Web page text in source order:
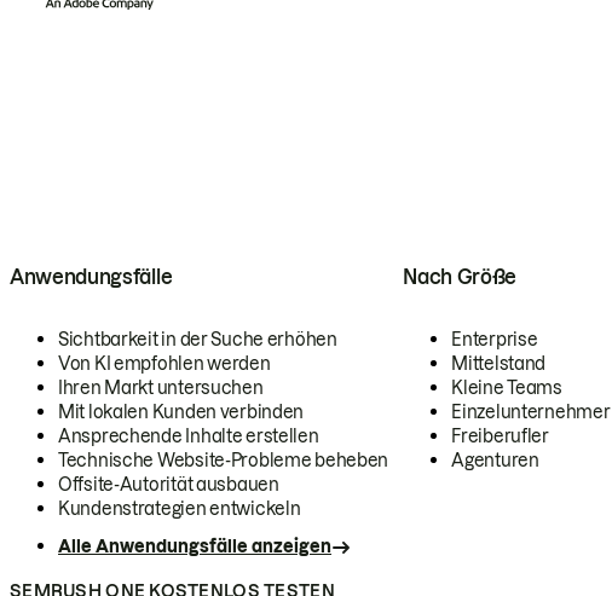
Anwendungsfälle
Sichtbarkeit in der Suche erhöhen
Von KI empfohlen werden
Ihren Markt untersuchen
Mit lokalen Kunden verbinden
Ansprechende Inhalte erstellen
Technische Website-Probleme beheben
Offsite-Autorität ausbauen
Kundenstrategien entwickeln
Alle Anwendungsfälle anzeigen
Nach Größe
Enterprise
Mittelstand
Kleine Teams
Einzelunternehmer
Freiberufler
Agenturen
SEMRUSH ONE KOSTENLOS TESTEN